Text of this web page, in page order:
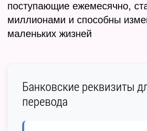
поступающие ежемесячно,
миллионами и способны
маленьких жизней
Банковские реквизиты
перевода